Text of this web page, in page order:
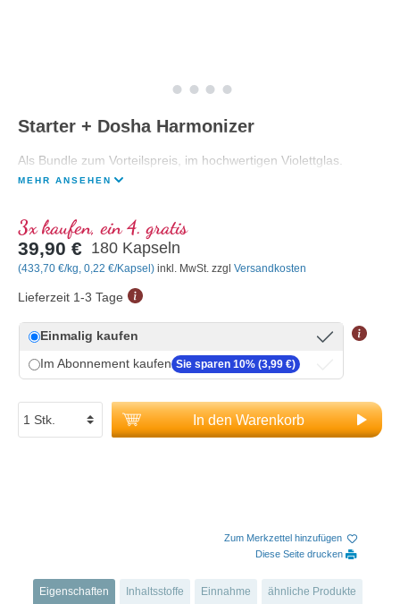
Starter + Dosha Harmonizer
Als Bundle zum Vorteilspreis, im hochwertigen Violettglas.
MEHR ANSEHEN
3x kaufen, ein 4. gratis
39,90 € 180 Kapseln
(433,70 €/kg, 0,22 €/Kapsel) inkl. MwSt. zzgl Versandkosten
Lieferzeit 1-3 Tage
Einmalig kaufen
Im Abonnement kaufen Sie sparen 10% (3,99 €)
In den Warenkorb
Zum Merkzettel hinzufügen
Diese Seite drucken
Eigenschaften Inhaltsstoffe Einnahme ähnliche Produkte